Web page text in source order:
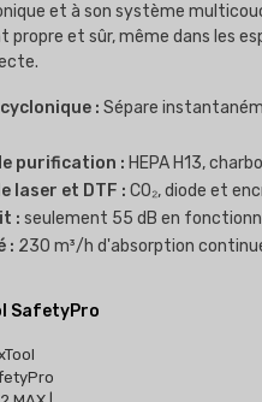
et à son système
propre et sûr, même dans les
: Sépare
purification : HEPA H13,
laser et DTF : CO₂, diode et
: seulement 55 dB en
: 230 m³/h d'absorption
SafetyPro